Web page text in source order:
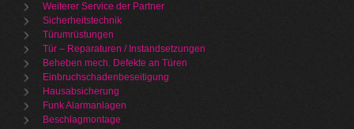
Weiterer Service der Partner
Sicherheitstechnik
Türumrüstungen
Tür – Reparaturen / Instandsetzungen
Beheben mech. Defekte an Türen
Einbruchschadenbeseitigung
Hausabsicherung
Funk Alarmanlagen
Beschlagmontage